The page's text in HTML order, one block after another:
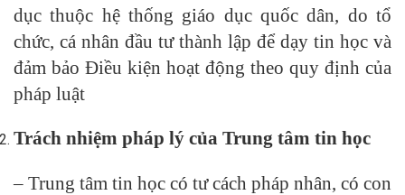
dục thuộc hệ thống giáo dục quốc dân, do tổ
chức, cá nhân đầu tư thành lập để dạy tin học và
đảm bảo Điều kiện hoạt động theo quy định của
pháp luật
Trách nhiệm pháp lý của Trung tâm tin học
– Trung tâm tin học có tư cách pháp nhân, có con